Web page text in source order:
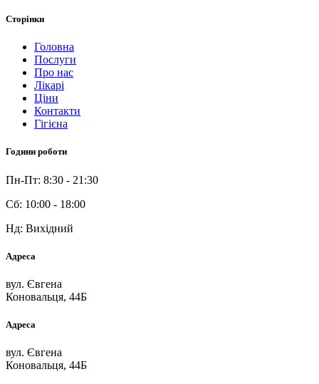
Сторінки
Головна
Послуги
Про нас
Лікарі
Ціни
Контакти
Гігієна
Години роботи
Пн-Пт: 8:30 - 21:30
Сб: 10:00 - 18:00
Нд: Вихідний
Адреса
вул. Євгена
Коновальця, 44Б
Адреса
вул. Євгена
Коновальця, 44Б